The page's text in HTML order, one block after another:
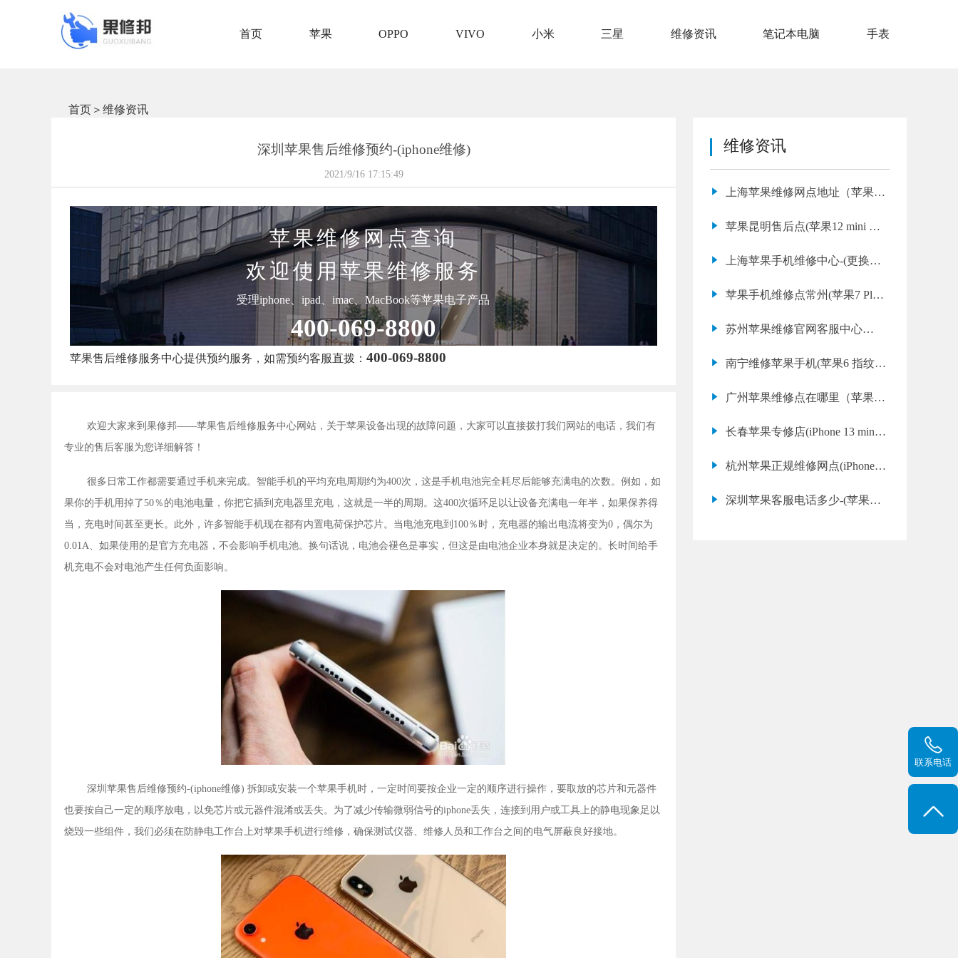
首页 苹果 OPPO VIVO 小米 三星 维修资讯 笔记本电脑 手表
首页 ＞ 维修资讯
深圳苹果售后维修预约-(iphone维修)
2021/9/16 17:15:49
苹果维修网点查询
欢迎使用苹果维修服务
受理iphone、ipad、imac、MacBook等苹果电子产品
400-069-8800
苹果售后维修服务中心提供预约服务，如需预约客服直拨：400-069-8800
欢迎大家来到果修邦——苹果售后维修服务中心网站，关于苹果设备出现的故障问题，大家可以直接拨打我们网站的电话，我们有
专业的售后客服为您详细解答！
很多日常工作都需要通过手机来完成。智能手机的平均充电周期约为400次，这是手机电池完全耗尽后能够充满电的次数。例如，如
果你的手机用掉了50％的电池电量，你把它插到充电器里充电，这就是一半的周期。这400次循环足以让设备充满电一年半，如果保养得
当，充电时间甚至更长。此外，许多智能手机现在都有内置电荷保护芯片。当电池充电到100％时，充电器的输出电流将变为0，偶尔为
0.01A、如果使用的是官方充电器，不会影响手机电池。换句话说，电池会褪色是事实，但这是由电池企业本身就是决定的。长时间给手
机充电不会对电池产生任何负面影响。
深圳苹果售后维修预约-(iphone维修) 拆卸或安装一个苹果手机时，一定时间要按企业一定的顺序进行操作，要取放的芯片和元器件
也要按自己一定的顺序放电，以免芯片或元器件混淆或丢失。为了减少传输微弱信号的iphone丢失，连接到用户或工具上的静电现象足以
烧毁一些组件，我们必须在防静电工作台上对苹果手机进行维修，确保测试仪器、维修人员和工作台之间的电气屏蔽良好接地。
维修资讯
上海苹果维修网点地址（苹果
苹果昆明售后点(苹果12 mini 充
上海苹果手机维修中心-(更换电
苹果手机维修点常州(苹果7 Plus
苏州苹果维修官网客服中心
南宁维修苹果手机(苹果6 指纹失
广州苹果维修点在哪里（苹果X
长春苹果专修店(iPhone 13 mini
杭州苹果正规维修网点(iPhone 7
深圳苹果客服电话多少-(苹果手
联系电话